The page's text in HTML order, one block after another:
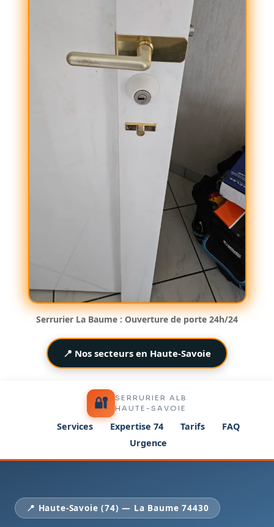
Serrurier La Baume : Ouverture de porte 24h/24
📍 Nos secteurs en Haute-Savoie
🔐
SERRURIER ALB
HAUTE-SAVOIE
Services Expertise 74 Tarifs
FAQ
Urgence
📍 Haute-Savoie (74) — La Baume 74430